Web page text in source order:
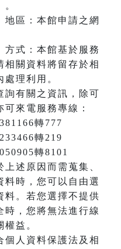
地區：本館申請之網
方式：本館基於服務
相關資料將留存於相
理利用。
詢有關之資訊，除可
來電服務專線：
轉777
轉219
轉8101
述原因而需蒐集、
料時，您可以自由選
料。若您選擇不提供
時，您將無法進行線
權益。
個人資料保護法及相